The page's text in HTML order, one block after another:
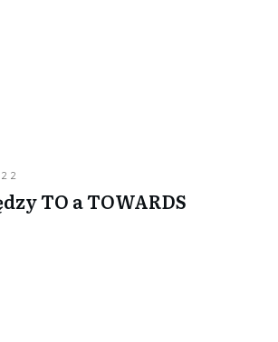
TO a TOWARDS